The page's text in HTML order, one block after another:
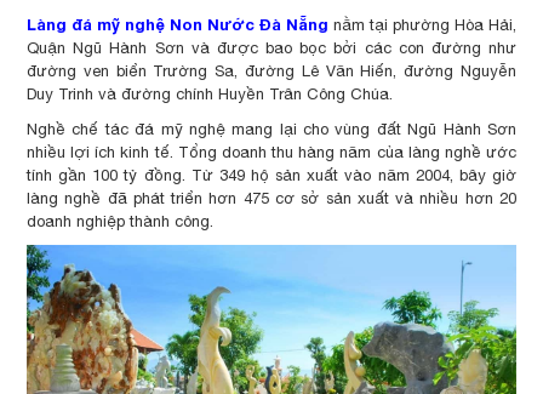
Làng đá mỹ nghệ Non Nước Đà Nẵng nằm tại phường Hòa Hải,
Quận Ngũ Hành Sơn và được bao bọc bởi các con đường như
đường ven biển Trường Sa, đường Lê Văn Hiến, đường Nguyễn
Duy Trinh và đường chính Huyền Trân Công Chúa.
Nghề chế tác đá mỹ nghệ mang lại cho vùng đất Ngũ Hành Sơn
nhiều lợi ích kinh tế. Tổng doanh thu hàng năm của làng nghề ước
tính gần 100 tỷ đồng. Từ 349 hộ sản xuất vào năm 2004, bây giờ
làng nghề đã phát triển hơn 475 cơ sở sản xuất và nhiều hơn 20
doanh nghiệp thành công.